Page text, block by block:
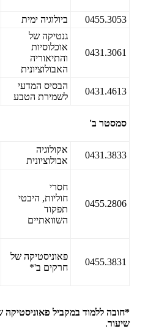
ביולוגיה ימית
0455.3053
גנטיקה של
אוכלוסיות
והתיאוריה
האבולוציונית
0431.3061
הבסיס המדעי
לשמירת הטבע
0431.4613
סמסטר ב'
אקולוגיה
אבולוציונית
0431.3833
חסרי
חוליות, היבטי
תפקוד
השוואתיים
0455.2806
פאוניסטיקה של
חרקים ב'*
0455.3831
שיעור.